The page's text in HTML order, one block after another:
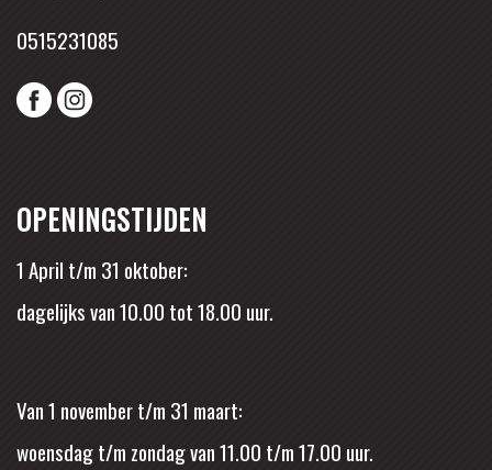
0515231085
OPENINGSTIJDEN
1 April t/m 31 oktober:
dagelijks van 10.00 tot 18.00 uur.
Van 1 november t/m 31 maart:
woensdag t/m zondag van 11.00 t/m 17.00 uur.